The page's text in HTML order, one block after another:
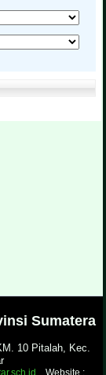
Sumatera
10 Pitalah, Kec.
Website :